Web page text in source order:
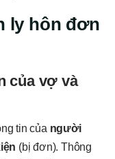
ly hôn đơn
của vợ và
tin của người
(bị đơn). Thông